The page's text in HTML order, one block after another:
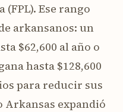
Ese rango
arkansanos: un
$62,600 al año o
hasta $128,600
para reducir sus
Arkansas expandió